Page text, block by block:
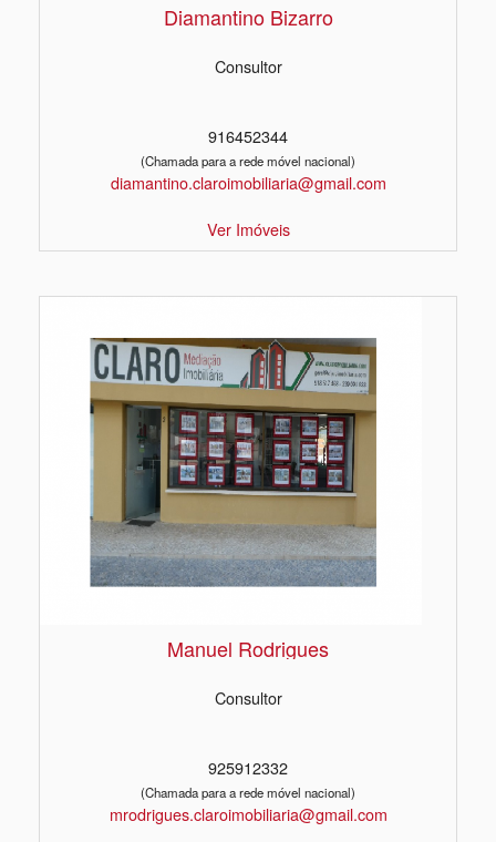
Diamantino Bizarro
Consultor
916452344
(Chamada para a rede móvel nacional)
diamantino.claroimobiliaria@gmail.com
Ver Imóveis
Manuel Rodrigues
Consultor
925912332
(Chamada para a rede móvel nacional)
mrodrigues.claroimobiliaria@gmail.com